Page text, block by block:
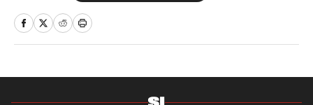
Puerto Rico y España. Apasionado del fútbol,
tener la oportunidad de combinar la